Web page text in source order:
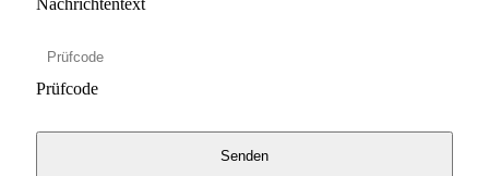
Prüfcode